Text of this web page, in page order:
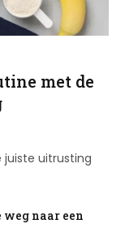
met de
uitrusting
weg naar een